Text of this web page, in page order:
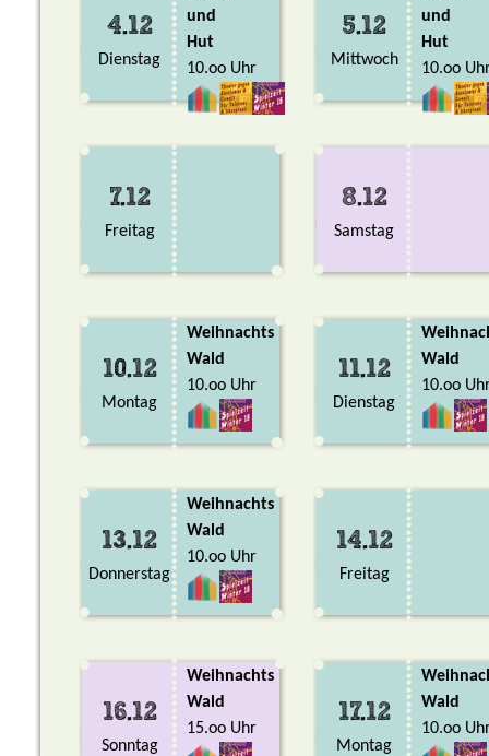
4.12
Dienstag
und
Hut
10.oo Uhr
5.12
Mittwoch
und
Hut
10.oo
7.12
Freitag
8.12
Samstag
10.12
Montag
Weihnachts
Wald
10.oo Uhr
11.12
Dienstag
Wald
10.oo
13.12
Donnerstag
Weihnachts
Wald
10.oo Uhr
14.12
Freitag
16.12
Sonntag
Weihnachts
Wald
15.oo Uhr
17.12
Montag
Wald
10.oo